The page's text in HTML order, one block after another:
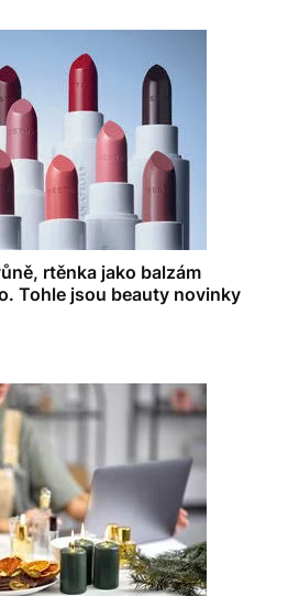
rtěnka jako balzám
Tohle jsou beauty novinky